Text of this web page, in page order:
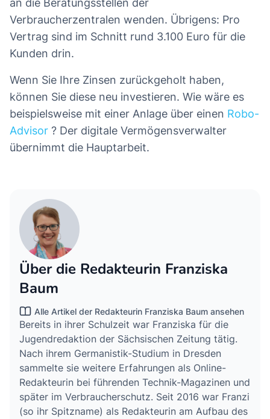
an die Beratungsstellen der
Verbraucherzentralen wenden. Übrigens: Pro
Vertrag sind im Schnitt rund 3.100 Euro für die
Kunden drin.
Wenn Sie Ihre Zinsen zurückgeholt haben,
können Sie diese neu investieren. Wie wäre es
beispielsweise mit einer Anlage über einen Robo-
Advisor ? Der digitale Vermögensverwalter
übernimmt die Hauptarbeit.
Über die Redakteurin Franziska
Baum
Alle Artikel der Redakteurin Franziska Baum ansehen
Bereits in ihrer Schulzeit war Franziska für die
Jugendredaktion der Sächsischen Zeitung tätig.
Nach ihrem Germanistik-Studium in Dresden
sammelte sie weitere Erfahrungen als Online-
Redakteurin bei führenden Technik-Magazinen und
später im Verbraucherschutz. Seit 2016 war Franzi
(so ihr Spitzname) als Redakteurin am Aufbau des